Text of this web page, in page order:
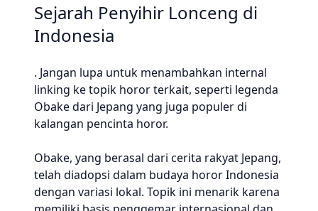
Sejarah Penyihir Lonceng di
Indonesia
. Jangan lupa untuk menambahkan internal
linking ke topik horor terkait, seperti legenda
Obake dari Jepang yang juga populer di
kalangan pencinta horor.
Obake, yang berasal dari cerita rakyat Jepang,
telah diadopsi dalam budaya horor Indonesia
dengan variasi lokal. Topik ini menarik karena